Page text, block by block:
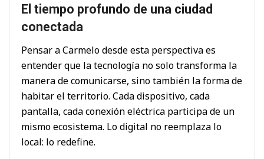
El tiempo profundo de una ciudad
conectada
Pensar a Carmelo desde esta perspectiva es
entender que la tecnología no solo transforma la
manera de comunicarse, sino también la forma de
habitar el territorio. Cada dispositivo, cada
pantalla, cada conexión eléctrica participa de un
mismo ecosistema. Lo digital no reemplaza lo
local: lo redefine.